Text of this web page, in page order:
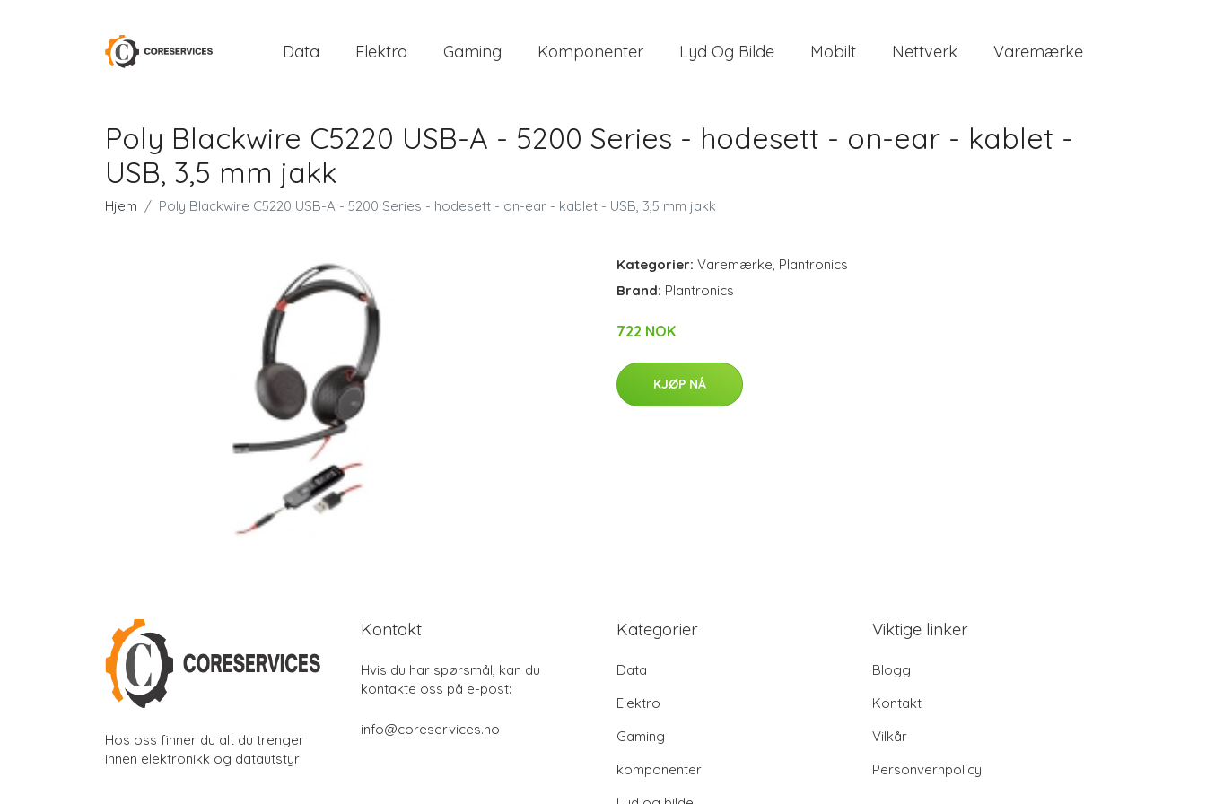
Data Elektro Gaming Komponenter Lyd Og Bilde Mobilt Nettverk Varemærke
Poly Blackwire C5220 USB-A - 5200 Series - hodesett - on-ear - kablet -
USB, 3,5 mm jakk
Hjem Poly Blackwire C5220 USB-A - 5200 Series - hodesett - on-ear - kablet - USB, 3,5 mm jakk
Kategorier: Varemærke, Plantronics
Brand: Plantronics
722 NOK
KJØP NÅ
Hos oss finner du alt du trenger
innen elektronikk og datautstyr
Kontakt
Hvis du har spørsmål, kan du
kontakte oss på e-post:
info@coreservices.no
Kategorier
Data
Elektro
Gaming
komponenter
Viktige linker
Blogg
Kontakt
Vilkår
Personvernpolicy